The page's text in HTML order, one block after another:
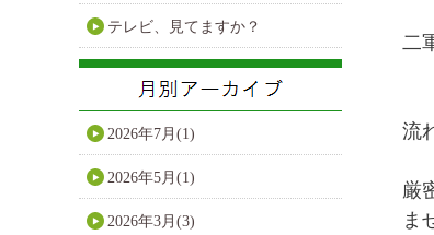
二
流
厳
ま
テレビ、見てますか？
2026年7月(1)
2026年5月(1)
2026年3月(3)